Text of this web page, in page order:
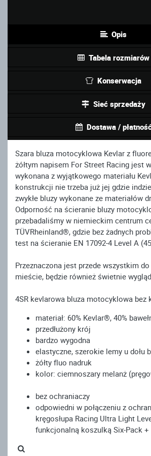
Opis
Tabela rozmiarów
Konserwacja
Sieć sprzedaży
Dostawa /
Szara bluza motocyklowa Kevlar z
żółtym napisem For Street Racing jest
wykonana z wyjątkowego materiału
konstrukcji nie trzeba już jej gdzie
zwykłe bluzy wykonane ze materiałów
Odporność na ścieranie bluzy
przebadaliśmy w niemieckim centrum
TÜVRheinland®, gdzie bez żadnych
test na ścieranie EN 17092-4 Level A
Przeznaczona jest przede wszystkim
mieście, będzie również świetnie
4SR kevlarowa bluza motocyklowa bez
materiał: 60% Kevlar®, 40%
przedłużony krój
bardzo wygodna
elastyczne, szerokie lemy u dołu
żółty fluo nadruk
kolor: ciemnoszary melanż
bez ochraniaczy
odpowiedni w połączeniu z
kręgosłupa Racing Ultra Light
funkcjonalną koszulką Six-Pack +